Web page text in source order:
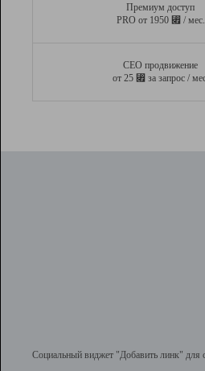
Премиум доступ
PRO от 1950 ⃏ / мес.
СЕО продвижение
от 25 ⃏ за запрос /
Социальный виджет "Добавить линк" для